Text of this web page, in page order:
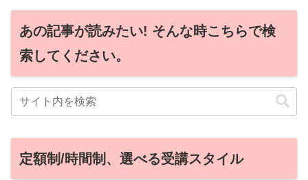
あの記事が読みたい! そんな時こちらで検
索してください。
定額制/時間制、選べる受講スタイル